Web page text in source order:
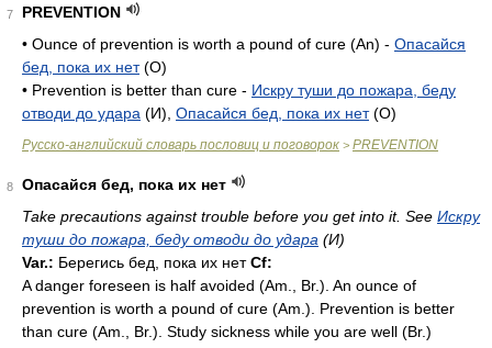
7
PREVENTION
• Ounce of prevention is worth a pound of cure (An) - Опасайся
бед, пока их нет(O)
• Prevention is better than cure - Искру туши до пожара, беду
отводи до удара (И), Опасайся бед, пока их нет(O)
Русско-английский словарь пословиц и поговорок > PREVENTION
8
Опасайся бед, пока их нет
Take precautions against trouble before you get into it. See Искру
туши до пожара, беду отводи до удара (И)
Var.: Берегись бед, пока их нетCf:
A danger foreseen is half avoided (Am. Br.). An ounce of
prevention is worth a pound of cure (Am. ). Prevention is better
than cure (Am. Br.). Study sickness while you are well (Br.)